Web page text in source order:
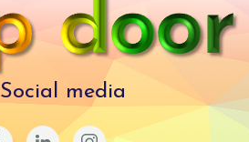
Social media